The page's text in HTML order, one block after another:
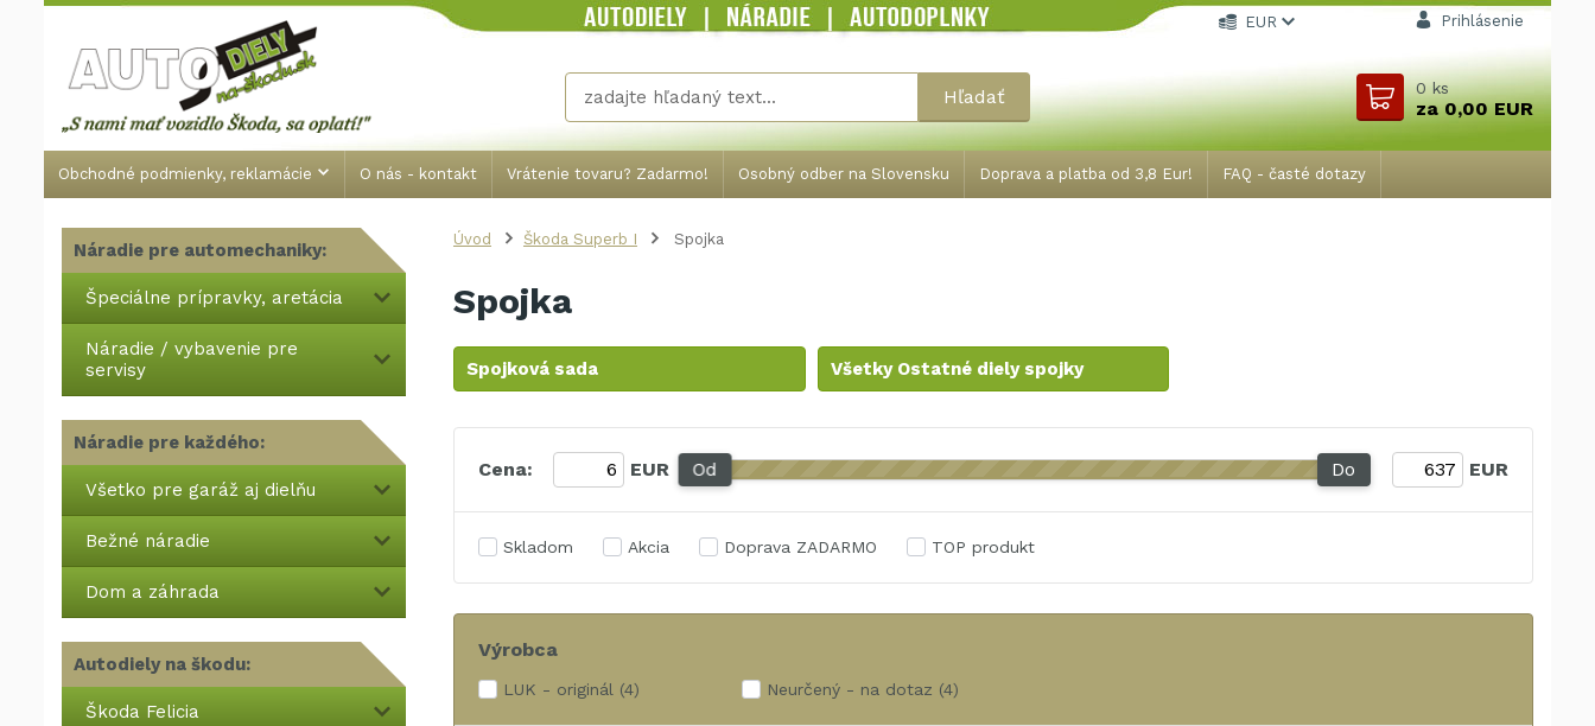
Obchodné podmienky, reklamácie O nás - kontakt Vrátenie tovaru? Zadarmo! Osobný odber na Slovensku Doprava a platba od 3,8 Eur! FAQ - časté dotazy
EUR Prihlásenie
Hľadať 0ks
za0,00 EUR
Náradie pre automechaniky:
Špeciálne prípravky, aretácia
Náradie / vybavenie pre
servisy
Náradie pre každého:
Všetko pre garáž aj dielňu
Bežné náradie
Dom a záhrada
Autodiely na škodu:
Škoda Felicia
Úvod Škoda Superb I Spojka
Spojka
Spojková sada Všetky Ostatné diely spojky
Cena: EUR Od Do EUR
Skladom Akcia Doprava ZADARMO TOP produkt
Výrobca
LUK - originál (4) Neurčený - na dotaz (4)